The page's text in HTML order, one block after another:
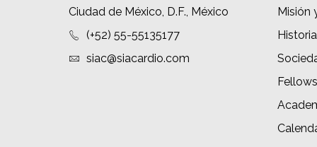
Ciudad de México, D.F., México
(+52) 55-55135177
siac@siacardio.com
Misión
Historia
Fellows